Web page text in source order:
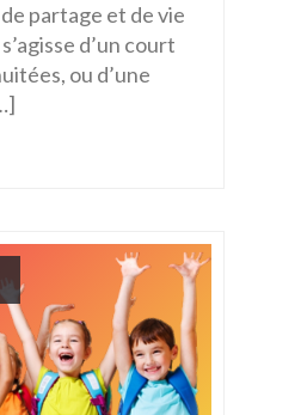
partage et de vie
d’un court
ou d’une